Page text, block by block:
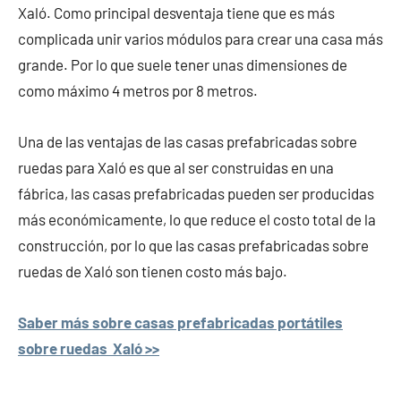
Xaló. Como principal desventaja tiene que es más
complicada unir varios módulos para crear una casa más
grande. Por lo que suele tener unas dimensiones de
como máximo 4 metros por 8 metros.
Una de las ventajas de las casas prefabricadas sobre
ruedas para Xaló es que al ser construidas en una
fábrica, las casas prefabricadas pueden ser producidas
más económicamente, lo que reduce el costo total de la
construcción, por lo que las casas prefabricadas sobre
ruedas de Xaló son tienen costo más bajo.
Saber más sobre casas prefabricadas portátiles
sobre ruedas Xaló >>